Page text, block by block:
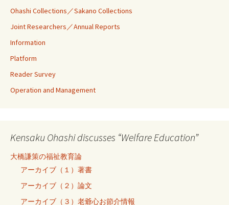
Ohashi Collections／Sakano Collections
Joint Researchers／Annual Reports
Information
Platform
Reader Survey
Operation and Management
Kensaku Ohashi discusses “Welfare Education”
大橋謙策の福祉教育論
アーカイブ（１）著書
アーカイブ（２）論文
アーカイブ（３）老爺心お節介情報